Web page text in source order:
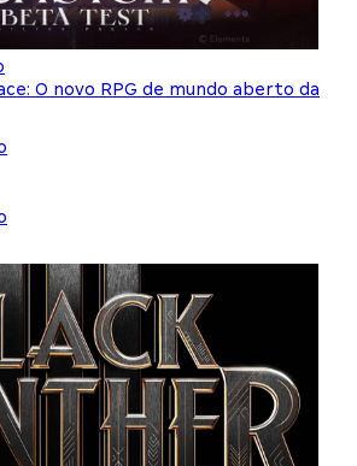
O novo RPG de mundo aberto da